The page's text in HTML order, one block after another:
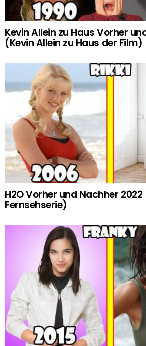
Kevin Allein zu Haus Vorher
(Kevin Allein zu Haus der Film)
H2O Vorher und Nachher 2022
Fernsehserie)